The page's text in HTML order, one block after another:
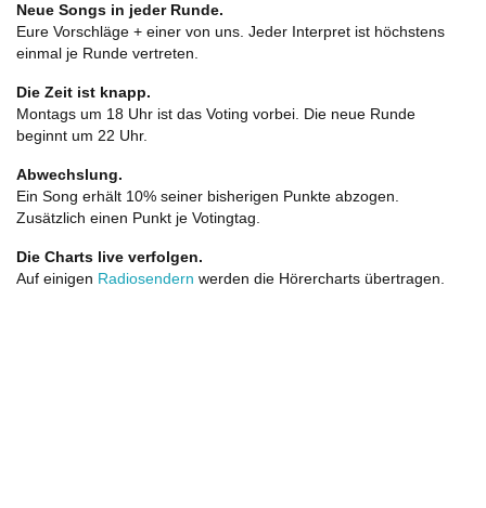
Neue Songs in jeder Runde.
Eure Vorschläge + einer von uns. Jeder Interpret ist höchstens
einmal je Runde vertreten.
Die Zeit ist knapp.
Montags um 18 Uhr ist das Voting vorbei. Die neue Runde
beginnt um 22 Uhr.
Abwechslung.
Ein Song erhält 10% seiner bisherigen Punkte abzogen.
Zusätzlich einen Punkt je Votingtag.
Die Charts live verfolgen.
Auf einigen Radiosendern werden die Hörercharts übertragen.